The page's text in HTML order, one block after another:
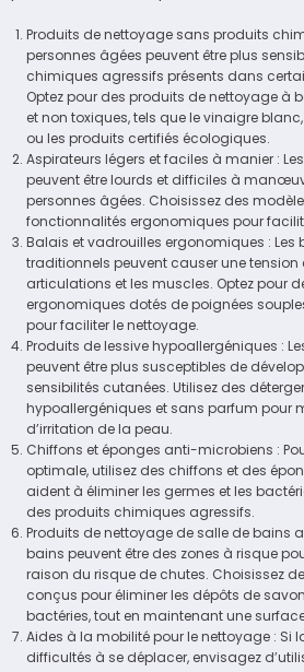
Produits de nettoyage sans produits
personnes âgées peuvent être plus
chimiques agressifs présents dans
Optez pour des produits de nettoyage à
et non toxiques, tels que le vinaigre
ou les produits certifiés écologiques.
Aspirateurs légers et faciles à manier :
peuvent être lourds et difficiles à
personnes âgées. Choisissez des
fonctionnalités ergonomiques pour
Balais et vadrouilles ergonomiques : Les
traditionnels peuvent causer une tension
articulations et les muscles. Optez pour
ergonomiques dotés de poignées
pour faciliter le nettoyage.
Produits de lessive hypoallergéniques :
peuvent être plus susceptibles de
sensibilités cutanées. Utilisez des
hypoallergéniques et sans parfum pour
d’irritation de la peau.
Chiffons et éponges anti-microbiens :
optimale, utilisez des chiffons et des
aident à éliminer les germes et les
des produits chimiques agressifs.
Produits de nettoyage de salle de bains
bains peuvent être des zones à risque
raison du risque de chutes. Choisissez
conçus pour éliminer les dépôts de
bactéries, tout en maintenant une
Aides à la mobilité pour le nettoyage : Si
difficultés à se déplacer, envisagez